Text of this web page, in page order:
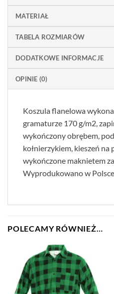
MATERIAŁ
TABELA ROZMIARÓW
DODATKOWE INFORMACJE
OPINIE (0)
Koszula flanelowa
gramaturze 170 g/m2,
wykończony obrębem,
kołnierzykiem, kieszeń na
wykończone maknietem
Wyprodukowano w
POLECAMY RÓWNIEŻ…